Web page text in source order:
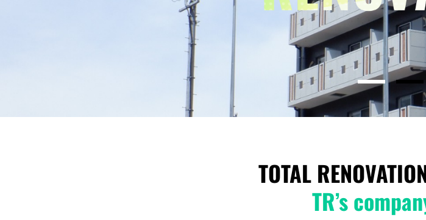
TOTAL
TR’s